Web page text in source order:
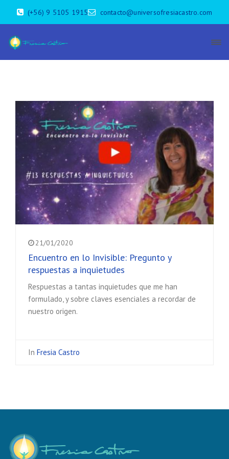
(+56) 9 5105 1915 contacto@universofresiacastro.com
21/01/2020
Encuentro en lo Invisible: Pregunto y
respuestas a inquietudes
Respuestas a tantas inquietudes que me han
formulado, y sobre claves esenciales a recordar de
nuestro origen.
In Fresia Castro